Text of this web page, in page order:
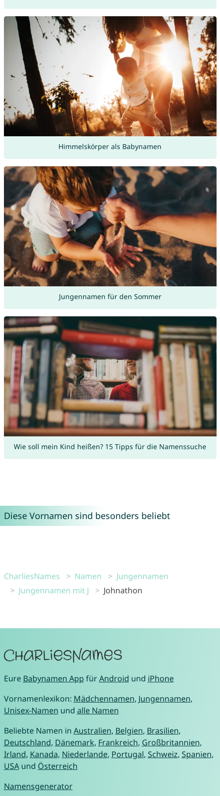
Himmelskörper als Babynamen
Jungennamen für den Sommer
Wie soll mein Kind heißen? 15 Tipps für die Namenssuche
Diese Vornamen sind besonders beliebt
CharliesNames Namen
Jungennamen
Jungennamen mit J
Johnathon
Eure Babynamen App fürAndroid und iPhone
Vornamenlexikon: Mädchennamen, Jungennamen,
Unisex-Namen und alle Namen
Beliebte Namen in Australien, Belgien, Brasilien,
Deutschland, Dänemark, Frankreich, Großbritannien,
Irland, Kanada, Niederlande, Portugal, Schweiz, Spanien,
USAund Österreich
Namensgenerator